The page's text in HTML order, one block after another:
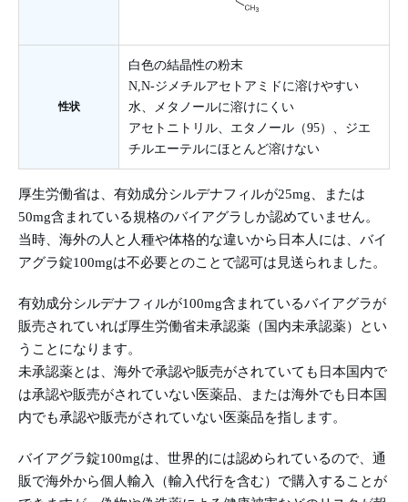
性状
白色の結晶性の粉末
N,N-ジメチルアセトアミドに溶けやすい
水、メタノールに溶けにくい
アセトニトリル、エタノール（95）、ジエ
チルエーテルにほとんど溶けない
厚生労働省は、有効成分シルデナフィルが25mg、または
50mg含まれている規格のバイアグラしか認めていません。
当時、海外の人と人種や体格的な違いから日本人には、バイ
アグラ錠100mgは不必要とのことで認可は見送られました。
有効成分シルデナフィルが100mg含まれているバイアグラが
販売されていれば厚生労働省未承認薬（国内未承認薬）とい
うことになります。
未承認薬とは、海外で承認や販売がされていても日本国内で
は承認や販売がされていない医薬品、または海外でも日本国
内でも承認や販売がされていない医薬品を指します。
バイアグラ錠100mgは、世界的には認められているので、通
販で海外から個人輸入（輸入代行を含む）で購入することが